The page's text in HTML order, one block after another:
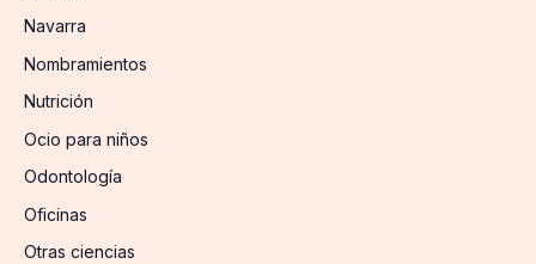
Navarra
Nombramientos
Nutrición
Ocio para niños
Odontología
Oficinas
Otras ciencias